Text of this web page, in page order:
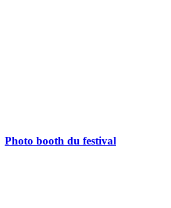
Photo booth du festival